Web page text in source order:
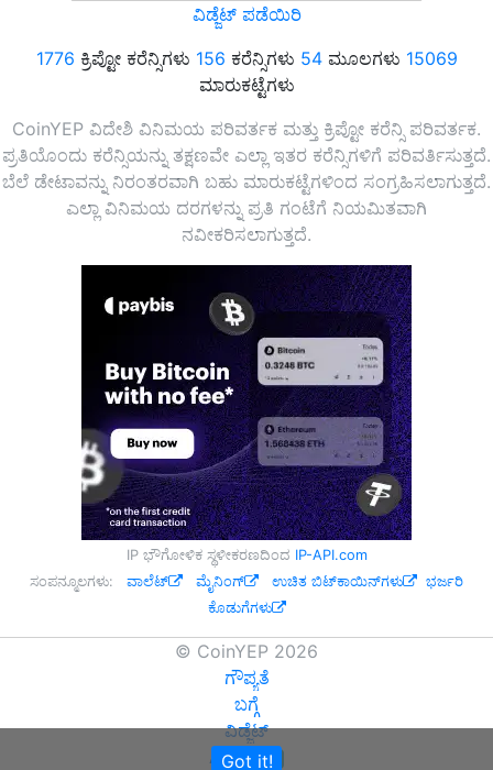
ವಿಡ್ಜೆಟ್ ಪಡೆಯಿರಿ
1776 ಕ್ರಿಪ್ಟೋ ಕರೆನ್ಸಿಗಳು 156 ಕರೆನ್ಸಿಗಳು 54ಮೂಲಗಳು 15069
ಮಾರುಕಟ್ಟೆಗಳು
CoinYEP ವಿದೇಶಿ ವಿನಿಮಯ ಪರಿವರ್ತಕ ಮತ್ತು ಕ್ರಿಪ್ಟೋ ಕರೆನ್ಸಿ ಪರಿವರ್ತಕ.
ಪ್ರತಿಯೊಂದು ಕರೆನ್ಸಿಯನ್ನು ತಕ್ಷಣವೇ ಎಲ್ಲಾ ಇತರ ಕರೆನ್ಸಿಗಳಿಗೆ ಪರಿವರ್ತಿಸುತ್ತದೆ.
ಬೆಲೆ ಡೇಟಾವನ್ನು ನಿರಂತರವಾಗಿ ಬಹು ಮಾರುಕಟ್ಟೆಗಳಿಂದ ಸಂಗ್ರಹಿಸಲಾಗುತ್ತದೆ.
ಎಲ್ಲಾ ವಿನಿಮಯ ದರಗಳನ್ನು ಪ್ರತಿ ಗಂಟೆಗೆ ನಿಯಮಿತವಾಗಿ
ನವೀಕರಿಸಲಾಗುತ್ತದೆ.
IP ಭೌಗೋಳಿಕ ಸ್ಥಳೀಕರಣದಿಂದ IP-API.com
ಸಂಪನ್ಮೂಲಗಳು: ವಾಲೆಟ್ ಮೈನಿಂಗ್ ಉಚಿತ ಬಿಟ್‌ಕಾಯಿನ್‌ಗಳು
ಭರ್ಜರಿ
ಕೊಡುಗೆಗಳು
© CoinYEP 2026
ಗೌಪ್ಯತೆ
ಬಗ್ಗೆ
ವಿಡ್ಜೆಟ್
API NEW
Got it!